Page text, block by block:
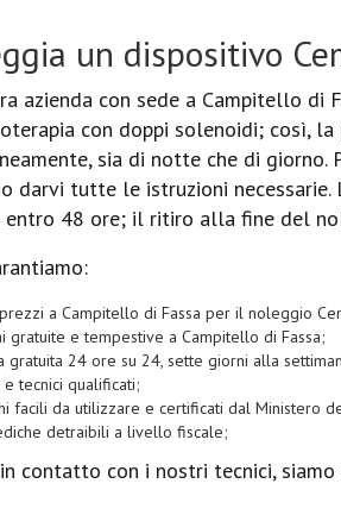
un dispositivo
azienda con sede a Campitello di
con doppi solenoidi; così,
sia di notte che di giorno.
darvi tutte le istruzioni
entro 48 ore; il ritiro alla fine del
a Campitello di Fassa per il noleggio
gratuite e tempestive a Campitello di Fassa;
gratuita 24 ore su 24, sette giorni alla
tecnici qualificati;
facili da utilizzare e certificati dal Ministero
detraibili a livello fiscale;
contatto con i nostri tecnici,